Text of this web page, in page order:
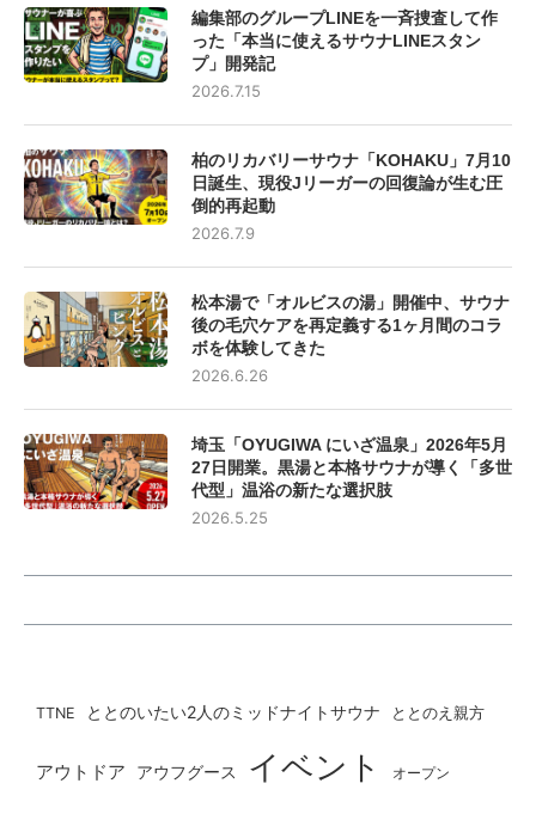
編集部のグループLINEを一斉捜査して作
った「本当に使えるサウナLINEスタン
プ」開発記
2026.7.15
柏のリカバリーサウナ「KOHAKU」7月10
日誕生、現役Jリーガーの回復論が生む圧
倒的再起動
2026.7.9
松本湯で「オルビスの湯」開催中、サウナ
後の毛穴ケアを再定義する1ヶ月間のコラ
ボを体験してきた
2026.6.26
埼玉「OYUGIWA にいざ温泉」2026年5月
27日開業。黒湯と本格サウナが導く「多世
代型」温浴の新たな選択肢
2026.5.25
TTNE ととのいたい2人のミッドナイトサウナ ととのえ親方
アウトドア アウフグース イベント オープン